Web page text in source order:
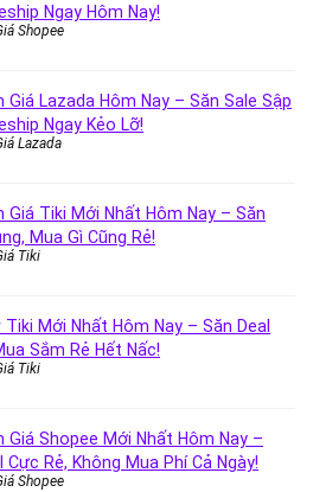
Ngay Hôm Nay!
Shopee
Giá Lazada Hôm Nay – Săn Sale Sập
Ngay Kẻo Lỡ!
Lazada
Giá Tiki Mới Nhất Hôm Nay – Săn
Mua Gì Cũng Rẻ!
Tiki
Mới Nhất Hôm Nay – Săn Deal
Sắm Rẻ Hết Nấc!
Tiki
Giá Shopee Mới Nhất Hôm Nay –
Cực Rẻ, Không Mua Phí Cả Ngày!
Shopee